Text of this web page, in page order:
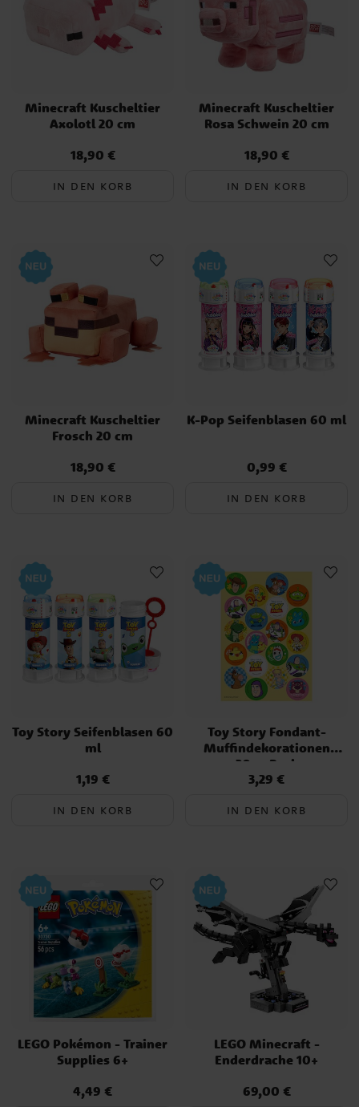
Minecraft Kuscheltier
Axolotl 20 cm
Preis:18,90 €
18,90 €
IN DEN KORB
Minecraft Kuscheltier
Rosa Schwein 20 cm
Preis:18,90 €
18,90 €
IN DEN KORB
Minecraft Kuscheltier
Frosch 20 cm
Preis:18,90 €
18,90 €
IN DEN KORB
K-Pop Seifenblasen 60 ml
Preis:0,99 €
0,99 €
IN DEN KORB
Toy Story Seifenblasen 60
ml
Preis:1,19 €
1,19 €
IN DEN KORB
Toy Story Fondant-
Muffindekorationen
20er-Pack
Preis:3,29 €
3,29 €
IN DEN KORB
LEGO Pokémon - Trainer
Supplies 6+
Preis:4,49 €
4,49 €
LEGO Minecraft -
Enderdrache 10+
Preis:69,00 €
69,00 €